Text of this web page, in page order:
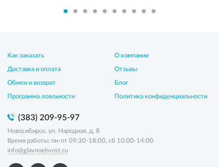
Как заказать
Доставка и оплата
Обмен и возврат
Программа лояльности
О компании
Отзывы
Блог
Политика конфиденциальности
(383) 209-95-97
Новосибирск, ул. Народная, д. 8
Время работы: пн-пт 09:30-18:00, сб 10:00-14:00
info@glavnoehvost.ru